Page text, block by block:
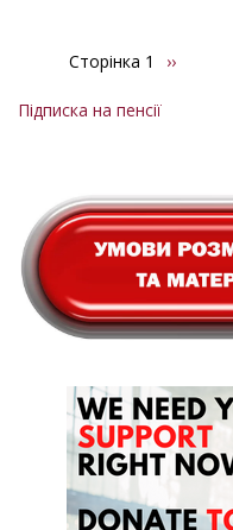
Розбивка
сторінки
Сторінка 1
Наступна
››
Підписка на пенсії